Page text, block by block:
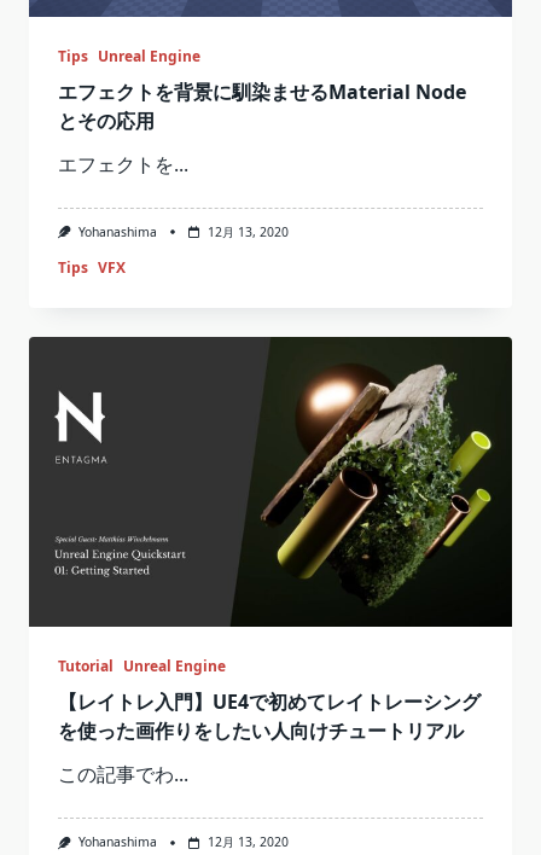
Tips Unreal Engine
エフェクトを背景に馴染ませるMaterial Node
とその応用
エフェクトを...
Yohanashima 12月 13, 2020
Tips VFX
Tutorial Unreal Engine
【レイトレ入門】UE4で初めてレイトレーシング
を使った画作りをしたい人向けチュートリアル
この記事でわ...
Yohanashima 12月 13, 2020